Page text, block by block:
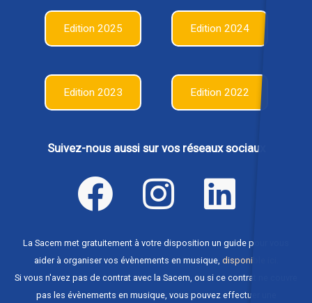
Edition 2025 Edition 2024
Edition 2023 Edition 2022
Suivez-nous aussi sur vos réseaux sociaux
La Sacem met gratuitement à votre disposition un guide pour vous
aider à organiser vos évènements en musique, disponible ici
Si vous n'avez pas de contrat avec la Sacem, ou si ce contrat ne couvre
pas les évènements en musique, vous pouvez effectuer une